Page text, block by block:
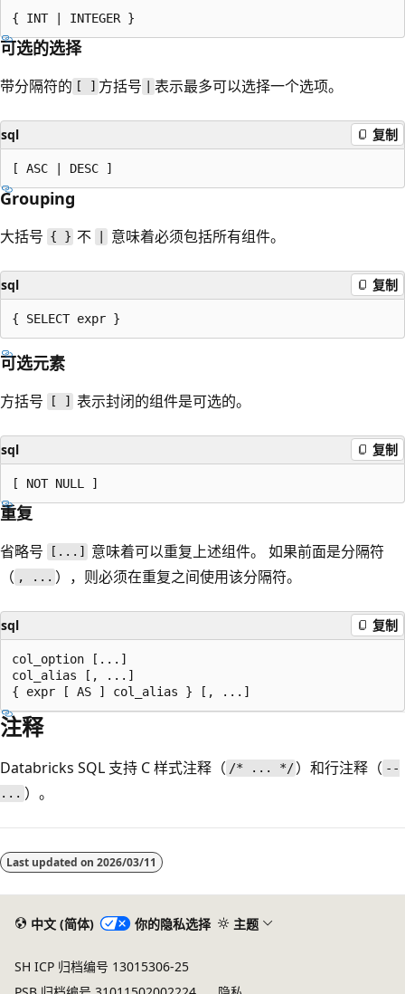
可选的选择
带分隔符的 [ ] 方括号 表示最多可以选择一个选项。
sql 复制
Grouping
大括号 { } 不 意味着必须包括所有组件。
sql 复制
可选元素
方括号 [ ] 表示封闭的组件是可选的。
sql 复制
重复
省略号 [...]
意味着可以重复上述组件。 如果前面是分隔符
（ , ... ），则必须在重复之间使用该分隔符。
sql 复制
col_option [...]
col_alias [, ...]
注释
Databricks SQL 支持 C 样式注释（ /* ... */ ）和行注释（ --
... ）。
Last updated on 2026/03/11
中文 (简体) 你的隐私选择 主题
SH ICP 归档编号 13015306-25